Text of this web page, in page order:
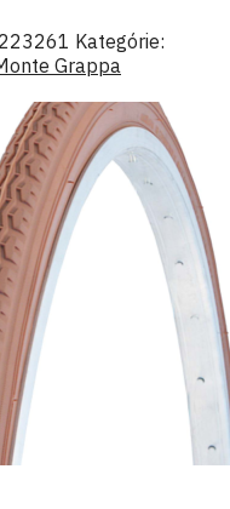
223261 Kategórie:
Grappa